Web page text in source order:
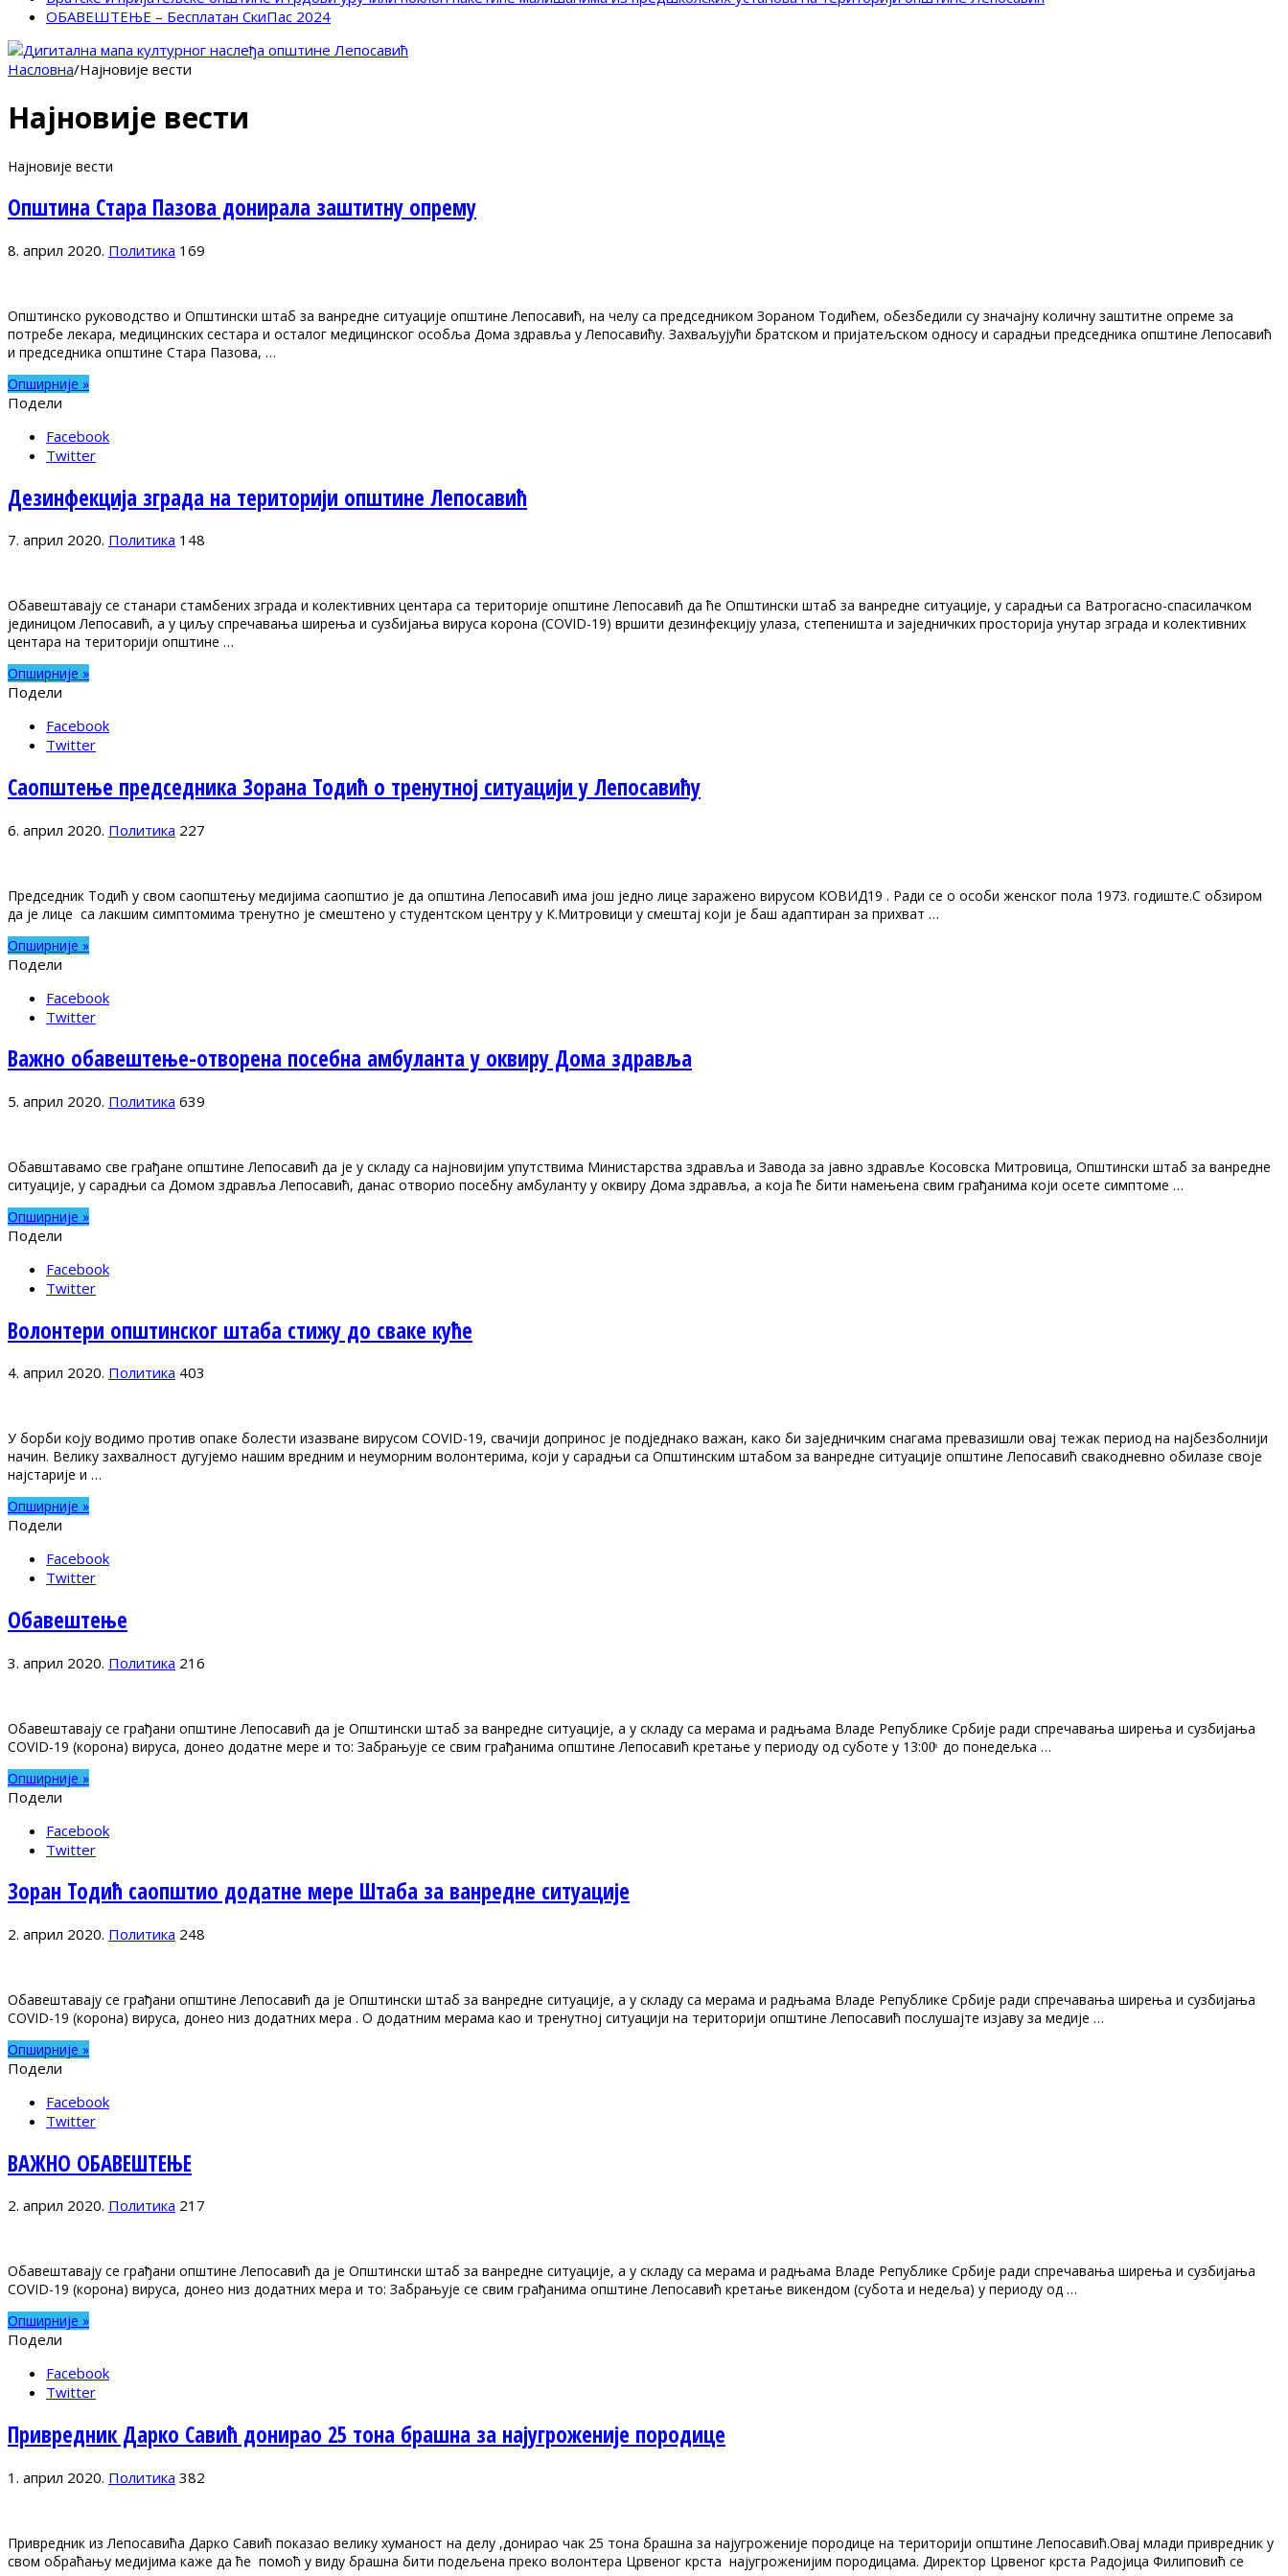
ОБАВЕШТЕЊЕ – Бесплатан СкиПас 2024
Насловна/Најновије вести
Најновије вести
Најновије вести
Општина Стара Пазова донирала заштитну опрему
8. април 2020. Политика 169
Општинско руководство и Општински штаб за ванредне ситуације општине Лепосавић, на челу са председником Зораном Тодићем, обезбедили су значајну количну заштитне опреме за
потребе лекара, медицинских сестара и осталог медицинског особља Дома здравља у Лепосавићу. Захваљујући братском и пријатељском односу и сарадњи председника општине Лепосавић
и председника општине Стара Пазова, …
Опширније »
Подели
Facebook
Twitter
Дезинфекција зграда на територији општине Лепосавић
7. април 2020. Политика 148
Обавештавају се станари стамбених зграда и колективних центара са територије општине Лепосавић да ће Oпштински штаб за ванредне ситуације, у сарадњи са Ватрогасно-спасилачком
јединицом Лепосавић, а у циљу спречавања ширења и сузбијања вируса корона (COVID-19) вршити дезинфекцију улаза, степеништа и заједничких просторија унутар зграда и колективних
центара на територији општине …
Опширније »
Подели
Facebook
Twitter
Саопштење председника Зорана Тодић о тренутној ситуацији у Лепосавићу
6. април 2020. Политика 227
Председник Тодић у свом саопштењу медијима саопштио је да општина Лепосавић има још једно лице заражено вирусом КОВИД19 . Ради се о особи женског пола 1973. годиште.С обзиром
да је лице са лакшим симптомима тренутно је смештено у студентском центру у К.Митровици у смештај који је баш адаптиран за прихват …
Опширније »
Подели
Facebook
Twitter
Важно обавештење-отворена посебна амбуланта у оквиру Дома здравља
5. април 2020. Политика 639
Обавштавамо све грађане општине Лепосавић да је у складу са најновијим упутствима Министарства здравља и Завода за јавно здравље Косовска Митровица, Општински штаб за ванредне
ситуације, у сарадњи са Домом здравља Лепосавић, данас отворио посебну амбуланту у оквиру Дома здравља, а која ће бити намењена свим грађанима који осете симптоме …
Опширније »
Подели
Facebook
Twitter
Волонтери општинског штаба стижу до сваке куће
4. април 2020. Политика 403
У борби коју водимо против опаке болести изазване вирусом COVID-19, свачији допринос је подједнако важан, како би заједничким снагама превазишли овај тежак период на најбезболнији
начин. Велику захвалност дугујемо нашим вредним и неуморним волонтерима, који у сарадњи са Општинским штабом за ванредне ситуације општине Лепосавић свакодневно обилазе своје
најстарије и …
Опширније »
Подели
Facebook
Twitter
Oбавештење
3. април 2020. Политика 216
Обавештавају се грађани општине Лепосавић да је Општински штаб за ванредне ситуације, а у складу са мерама и радњама Владе Републике Србије ради спречавања ширења и сузбијања
COVID-19 (корона) вируса, донео додатне мере и то: Забрањује се свим грађанима општине Лепосавић кретање у периоду од суботе у 13:00ͪ до понедељка …
Опширније »
Подели
Facebook
Twitter
Зоран Тодић саопштио додатне мере Штаба за ванредне ситуације
2. април 2020. Политика 248
Обавештавају се грађани општине Лепосавић да је Општински штаб за ванредне ситуације, а у складу са мерама и радњама Владе Републике Србије ради спречавања ширења и сузбијања
COVID-19 (корона) вируса, донео низ додатних мера . О додатним мерама као и тренутној ситуацији на територији општине Лепосавић послушајте изјаву за медије …
Опширније »
Подели
Facebook
Twitter
ВАЖНО ОБАВЕШТЕЊЕ
2. април 2020. Политика 217
Обавештавају се грађани општине Лепосавић да је Општински штаб за ванредне ситуације, а у складу са мерама и радњама Владе Републике Србије ради спречавања ширења и сузбијања
COVID-19 (корона) вируса, донео низ додатних мера и то: Забрањује се свим грађанима општине Лепосавић кретање викендом (субота и недеља) у периоду од …
Опширније »
Подели
Facebook
Twitter
Привредник Дарко Савић донирао 25 тона брашна за најугроженије породице
1. април 2020. Политика 382
Привредник из Лепосавића Дарко Савић показао велику хуманост на делу ,донирао чак 25 тона брашна за најугроженије породице на територији општине Лепосавић.Овај млади привредник у
свом обраћању медијима каже да ће помоћ у виду брашна бити подељена преко волонтера Црвеног крста најугроженијим породицама. Директор Црвеног крста Радојица Филиповић се